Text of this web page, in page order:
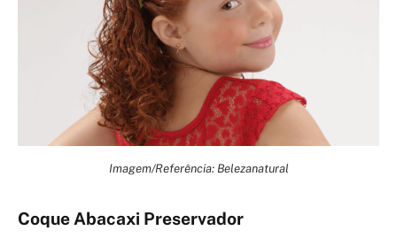
Imagem/Referência: Belezanatural
Coque Abacaxi Preservador